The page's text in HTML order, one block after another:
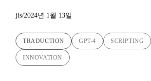
jls/2024년 1월 13일
TRADUCTION GPT-4 SCRIPTING
INNOVATION